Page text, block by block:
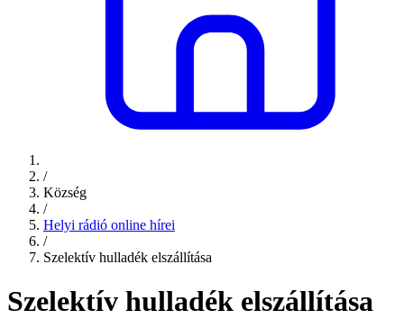
/
Község
/
Helyi rádió online hírei
/
Szelektív hulladék elszállítása
Szelektív hulladék elszállítása